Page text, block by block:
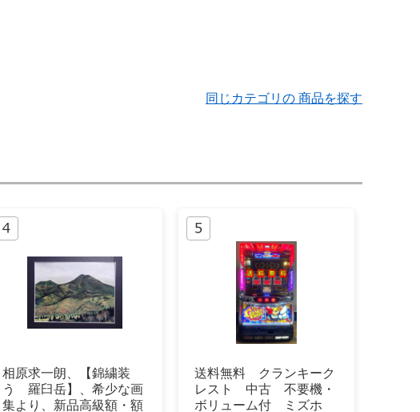
同じカテゴリの 商品を探す
相原求一朗、【錦繍装
う 羅臼岳】、希少な画
集より、新品高級額・額
送料無料 クランキーク
レスト 中古 不要機・
ボリューム付 ミズホ